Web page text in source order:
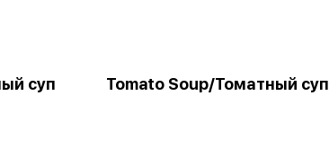
суп Tomato Soup/Томатный суп